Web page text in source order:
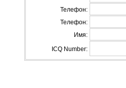
Телефон:
Телефон:
Имя:
ICQ Number: